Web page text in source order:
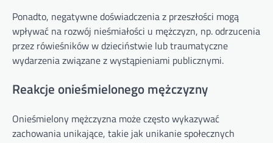
Ponadto, negatywne doświadczenia z przeszłości mogą
wpływać na rozwój nieśmiałości u mężczyzn, np. odrzucenia
przez rówieśników w dzieciństwie lub traumatyczne
wydarzenia związane z wystąpieniami publicznymi.
Reakcje onieśmielonego mężczyzny
Onieśmielony mężczyzna może często wykazywać
zachowania unikające, takie jak unikanie społecznych